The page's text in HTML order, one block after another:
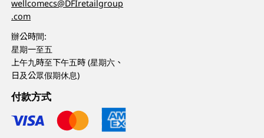
wellcomecs@DFIretailgroup
.com
辦公時間:
星期一至五
上午九時至下午五時 (星期六、
日及公眾假期休息)
付款方式